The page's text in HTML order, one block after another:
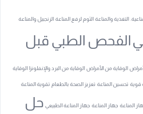
التغذية والمناعة الثوم لرفع المناعة الزنجبيل والمناعة
الفحص الطبي قبل
الوقاية من الأمراض الوقاية من البرد والإنفلونزا الوقاية
قوية تحسين المناعة تعزيز الصحة بالطعام تقوية المناعة
المناعة جهاز المناعة جهاز المناعة الطبيعي حل